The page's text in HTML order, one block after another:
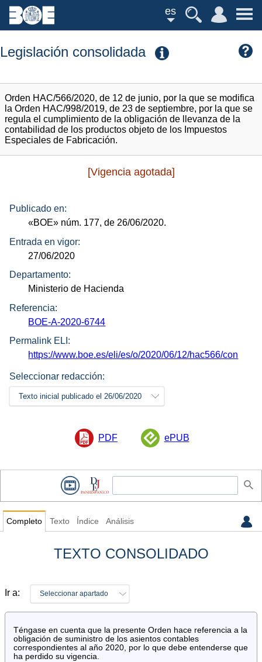
es
Legislación consolidada
Orden HAC/566/2020, de 12 de junio, por la que se modifica
la Orden HAC/998/2019, de 23 de septiembre, por la que se
regula el cumplimiento de la obligación de llevanza de la
contabilidad de los productos objeto de los Impuestos
Especiales de Fabricación.
[Vigencia agotada]
Publicado en:
«BOE» núm. 177, de 26/06/2020.
Entrada en vigor:
27/06/2020
Departamento:
Ministerio de Hacienda
Referencia:
BOE-A-2020-6744
Permalink ELI:
https://www.boe.es/eli/es/o/2020/06/12/hac566/con
Seleccionar redacción:
Texto inicial publicado el 26/06/2020
PDF ePUB
Completo Texto Índice Análisis
TEXTO CONSOLIDADO
Ir a: Seleccionar apartado
Téngase en cuenta que la presente Orden hace referencia a la
obligación de suministro de los asientos contables
correspondientes al año 2020, por lo que debe entenderse que
ha perdido su vigencia.